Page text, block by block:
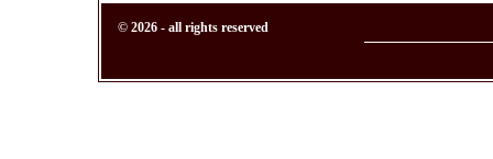
© 2026 - all rights reserved